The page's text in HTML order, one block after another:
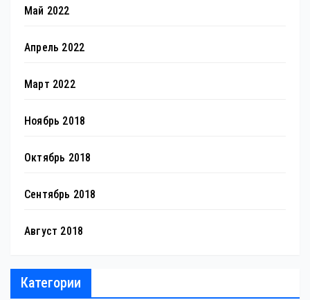
Май 2022
Апрель 2022
Март 2022
Ноябрь 2018
Октябрь 2018
Сентябрь 2018
Август 2018
Категории